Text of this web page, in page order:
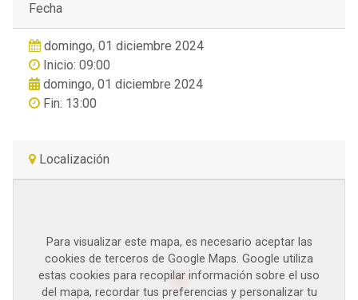
Fecha
domingo, 01 diciembre 2024
Inicio: 09:00
domingo, 01 diciembre 2024
Fin: 13:00
Localización
Para visualizar este mapa, es necesario aceptar las
cookies de terceros de Google Maps. Google utiliza
estas cookies para recopilar información sobre el uso
del mapa, recordar tus preferencias y personalizar tu